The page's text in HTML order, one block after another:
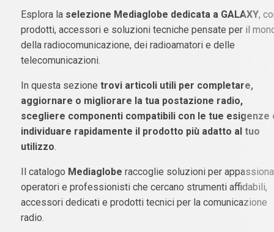
Esplora la selezione Mediaglobe dedicata a GALAXY,
prodotti, accessori e soluzioni tecniche pensate per il
della radiocomunicazione, dei radioamatori e delle
telecomunicazioni.
In questa sezione trovi articoli utili per completare,
aggiornare o migliorare la tua postazione radio,
scegliere componenti compatibili con le tue esigenze
individuare rapidamente il prodotto più adatto al tuo
utilizzo.
Il catalogo Mediaglobe raccoglie soluzioni per
operatori e professionisti che cercano strumenti affidabili,
accessori dedicati e prodotti tecnici per la comunicazione
radio.